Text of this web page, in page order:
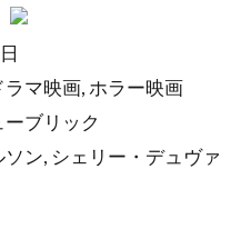
ト
マ映画, ホラー映画
ーブリック
ソン, シェリー・デュヴァ